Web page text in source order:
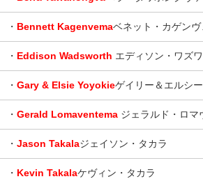
・ Bennett Kagenvemaベネット・カゲンヴ
・ Eddison Wadsworth エディソン・ワズ
・ Gary & Elsie Yoyokieゲイリー＆エルシ
・ Gerald Lomaventema ジェラルド・ロマ
・ Jason Takalaジェイソン・タカラ
・ Kevin Takalaケヴィン・タカラ